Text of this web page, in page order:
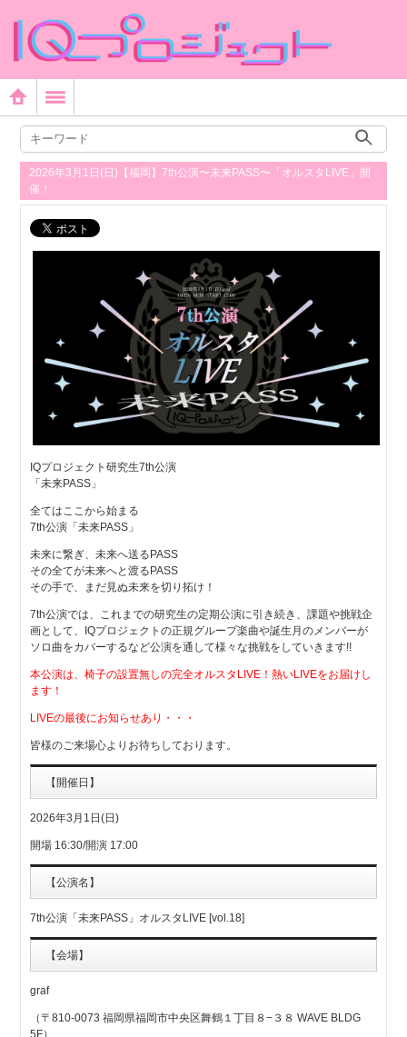
2026年3月1日(日)【福岡】7th公演〜未来PASS〜「オルスタLIVE」開
催！
IQプロジェクト研究生7th公演
「未来PASS」
全てはここから始まる
7th公演「未来PASS」
未来に繋ぎ、未来へ送るPASS
その全てが未来へと渡るPASS
その手で、まだ見ぬ未来を切り拓け！
7th公演では、これまでの研究生の定期公演に引き続き、課題や挑戦企
画として、IQプロジェクトの正規グループ楽曲や誕生月のメンバーが
ソロ曲をカバーするなど公演を通して様々な挑戦をしていきます!!
本公演は、椅子の設置無しの完全オルスタLIVE！熱いLIVEをお届けし
ます！
LIVEの最後にお知らせあり・・・
皆様のご来場心よりお待ちしております。
【開催日】
2026年3月1日(日)
開場 16:30/開演 17:00
【公演名】
7th公演「未来PASS」オルスタLIVE [vol.18]
【会場】
graf
（〒810-0073 福岡県福岡市中央区舞鶴１丁目８−３８ WAVE BLDG